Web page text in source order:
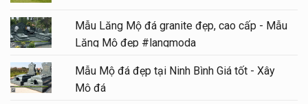
Mẫu Lăng Mộ đá granite đẹp, cao cấp - Mẫu
Lăng Mộ đẹp #langmoda
Mẫu Mộ đá đẹp tại Ninh Bình Giá tốt - Xây
Mộ đá